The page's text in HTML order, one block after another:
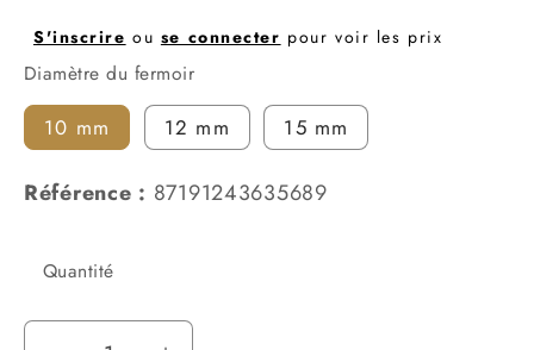
S'inscrire ou se connecter pour voir les prix
Diamètre du fermoir
10 mm 12 mm 15 mm
Référence : 87191243635689
Quantité